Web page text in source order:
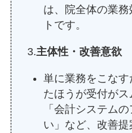
は、院全体の業
トです。
3.主体性・改善意欲
単に業務をこな
たほうが受付がス
「会計システム
い」など、改善